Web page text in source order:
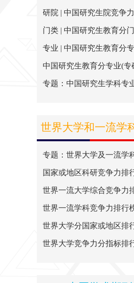
研院 | 中国研究生院竞争
门类 | 中国研究生教育分
专业 | 中国研究生教育分
中国研究生教育分专业(专
专题：中国研究生学科专
世界大学和一流学
榜
专题：世界大学及一流学
国家或地区科研竞争力排
世界一流大学综合竞争力
世界一流学科竞争力排行
世界大学分国家或地区排
世界大学竞争力分指标排